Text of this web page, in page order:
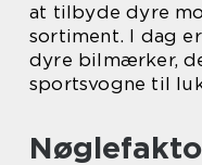
at tilbyde dyre
sortiment. I dag
dyre bilmærker,
sportsvogne til